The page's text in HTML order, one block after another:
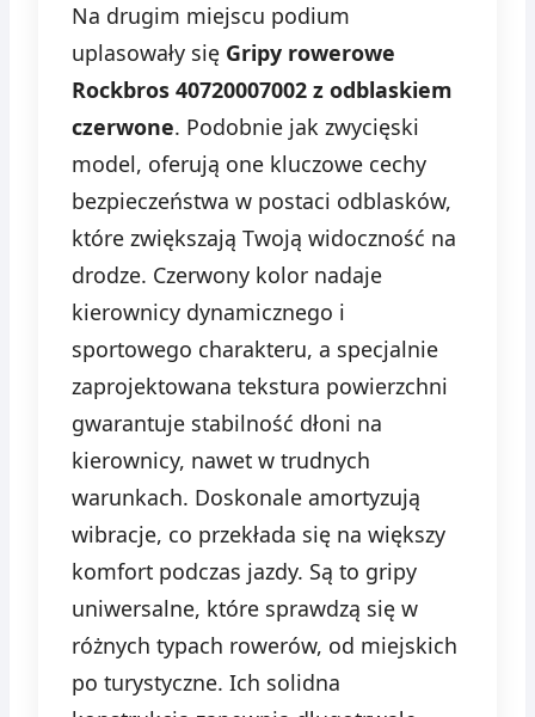
Na drugim miejscu podium
uplasowały się Gripy rowerowe
Rockbros 40720007002 z odblaskiem
czerwone. Podobnie jak zwycięski
model, oferują one kluczowe cechy
bezpieczeństwa w postaci odblasków,
które zwiększają Twoją widoczność na
drodze. Czerwony kolor nadaje
kierownicy dynamicznego i
sportowego charakteru, a specjalnie
zaprojektowana tekstura powierzchni
gwarantuje stabilność dłoni na
kierownicy, nawet w trudnych
warunkach. Doskonale amortyzują
wibracje, co przekłada się na większy
komfort podczas jazdy. Są to gripy
uniwersalne, które sprawdzą się w
różnych typach rowerów, od miejskich
po turystyczne. Ich solidna